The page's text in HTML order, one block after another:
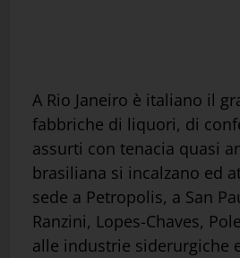
A Rio Janeiro è italiano il
fabbriche di liquori, di
assurti con tenacia quasi
brasiliana si incalzano ed
sede a Petropolis, a San
Ranzini, Lopes-Chaves,
alle industrie siderurgiche